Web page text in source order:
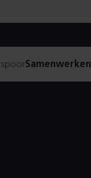
Samenwerken